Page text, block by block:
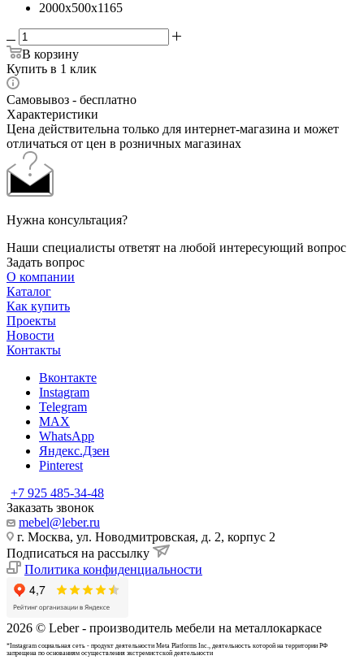
2000x500x1165
В корзину
Купить в 1 клик
Самовывоз - бесплатно
Характеристики
Цена действительна только для интернет-магазина и может
отличаться от цен в розничных магазинах
Нужна консультация?
Наши специалисты ответят на любой интересующий вопрос
Задать вопрос
О компании
Каталог
Как купить
Проекты
Новости
Контакты
Вконтакте
Instagram
Telegram
MAX
WhatsApp
Яндекс.Дзен
Pinterest
+7 925 485-34-48
Заказать звонок
mebel@leber.ru
г. Москва, ул. Новодмитровская, д. 2, корпус 2
Подписаться на рассылку
Политика конфиденциальности
2026 © Leber - производитель мебели на металлокаркасе
*Instagram cоциальная сеть - продукт деятельности Meta Platforms Inc., деятельность которой на территории РФ
запрещена по основаниям осуществления экстремистской деятельности